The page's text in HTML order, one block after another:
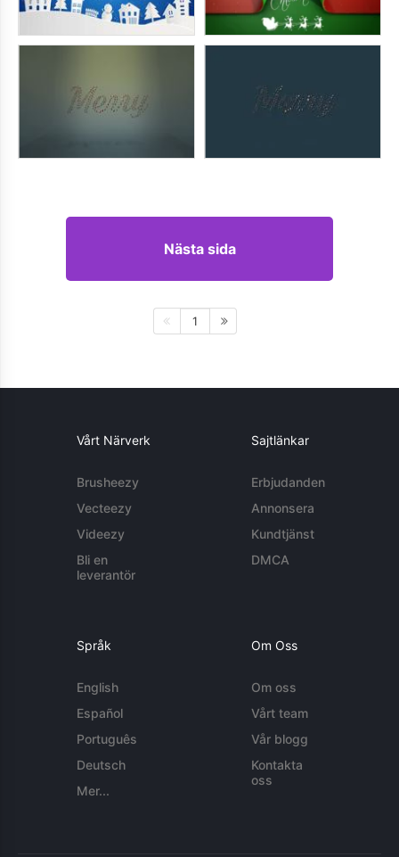
Nästa sida
1
Vårt Närverk
Brusheezy
Vecteezy
Videezy
Bli en
leverantör
Sajtlänkar
Erbjudanden
Annonsera
Kundtjänst
DMCA
Språk
English
Español
Português
Deutsch
Mer...
Om Oss
Om oss
Vårt team
Vår blogg
Kontakta
oss